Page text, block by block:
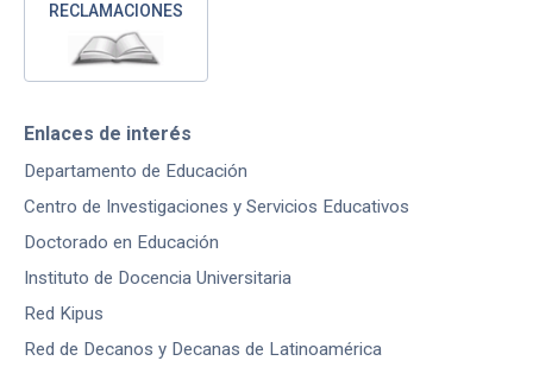
RECLAMACIONES
Enlaces de interés
Departamento de Educación
Centro de Investigaciones y Servicios Educativos
Doctorado en Educación
Instituto de Docencia Universitaria
Red Kipus
Red de Decanos y Decanas de Latinoamérica